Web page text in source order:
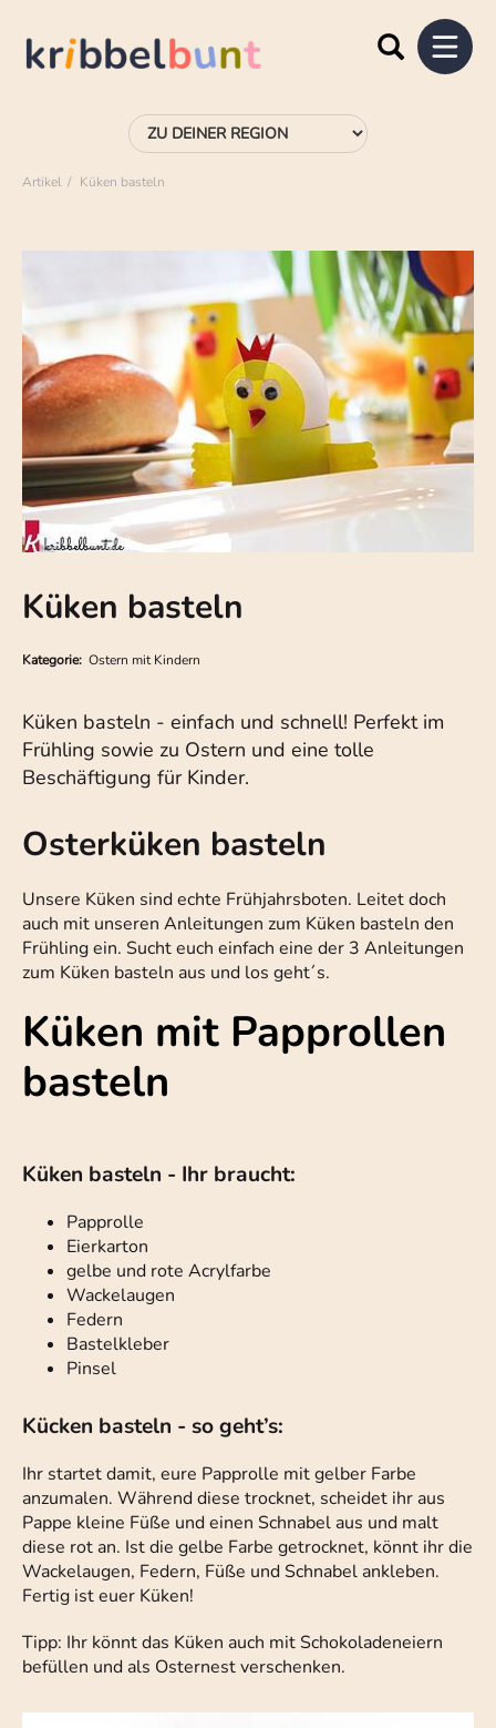
Artikel Küken basteln
Küken basteln
Kategorie: Ostern mit Kindern
Küken basteln - einfach und schnell! Perfekt im
Frühling sowie zu Ostern und eine tolle
Beschäftigung für Kinder.
Osterküken basteln
Unsere Küken sind echte Frühjahrsboten. Leitet doch
auch mit unseren Anleitungen zum Küken basteln den
Frühling ein. Sucht euch einfach eine der 3 Anleitungen
zum Küken basteln aus und los geht´s.
Küken mit Papprollen
basteln
Küken basteln - Ihr braucht:
Papprolle
Eierkarton
gelbe und rote Acrylfarbe
Wackelaugen
Federn
Bastelkleber
Pinsel
Kücken basteln - so geht’s:
Ihr startet damit, eure Papprolle mit gelber Farbe
anzumalen. Während diese trocknet, scheidet ihr aus
Pappe kleine Füße und einen Schnabel aus und malt
diese rot an. Ist die gelbe Farbe getrocknet, könnt ihr die
Wackelaugen, Federn, Füße und Schnabel ankleben.
Fertig ist euer Küken!
Tipp: Ihr könnt das Küken auch mit Schokoladeneiern
befüllen und als Osternest verschenken.